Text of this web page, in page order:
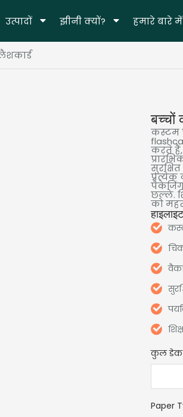
उत्पादों झीनी क्यों? हमारे बारे में
बच्चों
कस्टम
करते
प्रत्येक
पैकेजिंग
छल्ले.
को
कुल डेक
Paper